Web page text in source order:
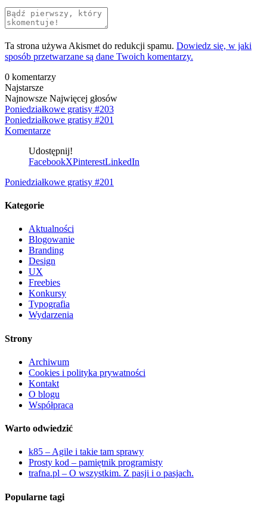
Ta strona używa Akismet do redukcji spamu. Dowiedz się, w jaki
sposób przetwarzane są dane Twoich komentarzy.
0 komentarzy
Najstarsze
Najnowsze Najwięcej głosów
Poniedziałkowe gratisy #203
Poniedziałkowe gratisy #201
Komentarze
Udostępnij!
FacebookXPinterestLinkedIn
Poniedziałkowe gratisy #201
Kategorie
Aktualności
Blogowanie
Branding
Design
UX
Freebies
Konkursy
Typografia
Wydarzenia
Strony
Archiwum
Cookies i polityka prywatności
Kontakt
O blogu
Współpraca
Warto odwiedzić
k85 – Agile i takie tam sprawy
Prosty kod – pamiętnik programisty
trafna.pl – O wszystkim. Z pasji i o pasjach.
Popularne tagi